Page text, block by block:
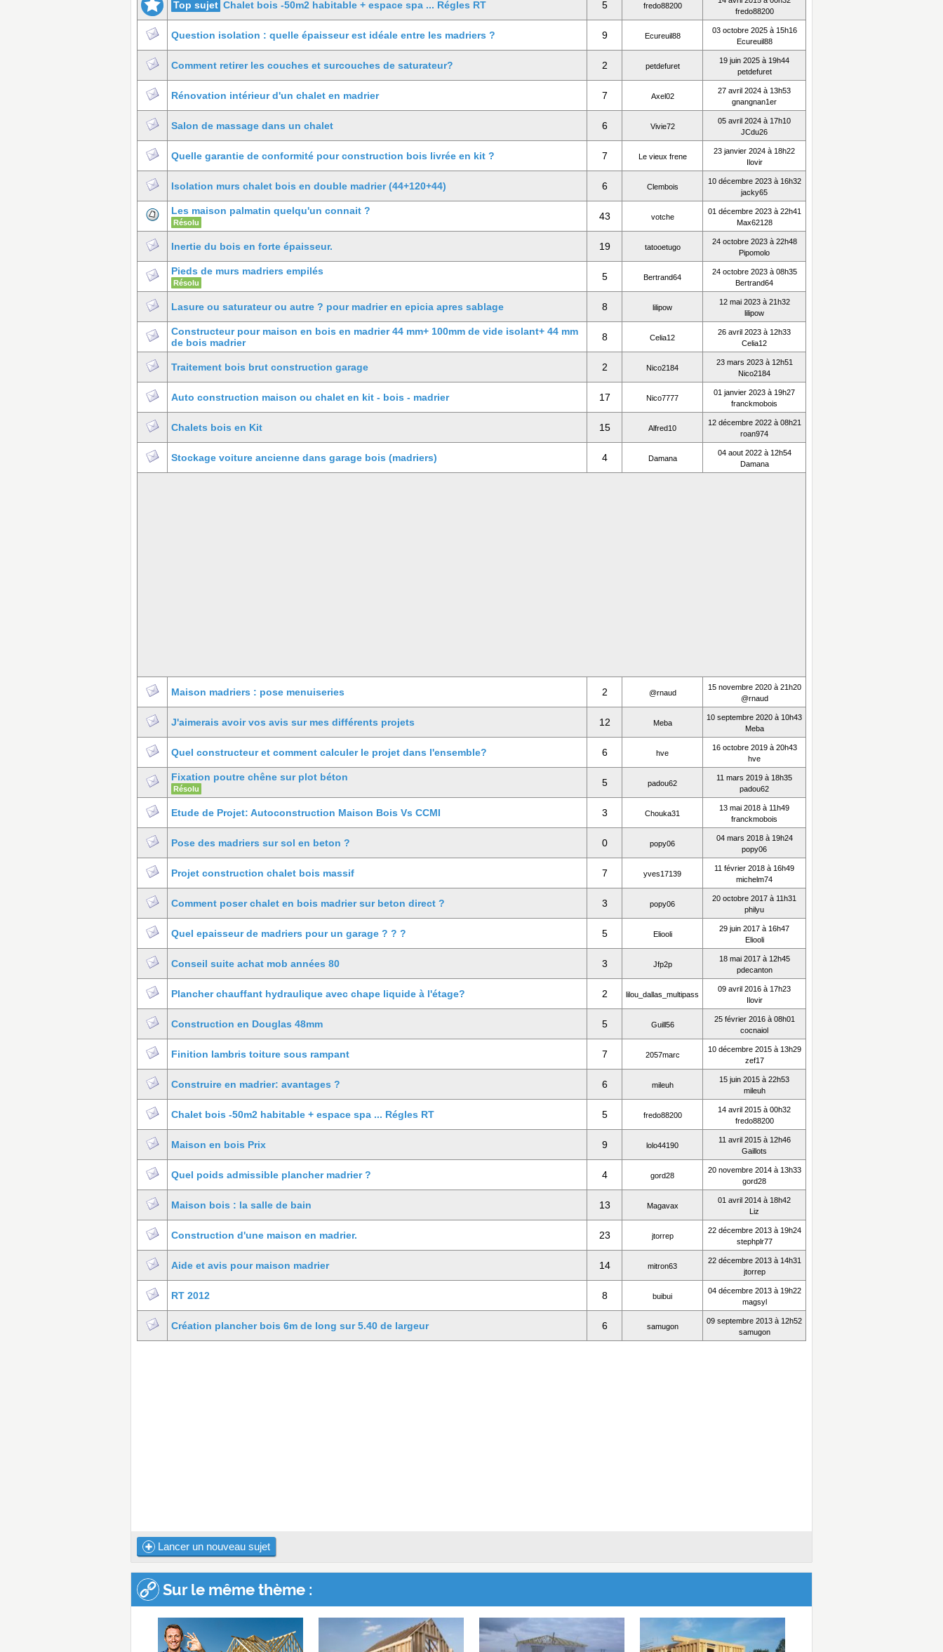
Top sujet Chalet bois -50m2 habitable + espace spa ... Régles RT 5 fredo88200
fredo88200
Question isolation : quelle épaisseur est idéale entre les madriers ? 9 Ecureuil88
03 octobre 2025 à 15h16
Ecureuil88
Comment retirer les couches et surcouches de saturateur? 2 petdefuret
19 juin 2025 à 19h44
petdefuret
Rénovation intérieur d'un chalet en madrier 7 Axel02
27 avril 2024 à 13h53
gnangnan1er
Salon de massage dans un chalet 6 Vivie72
05 avril 2024 à 17h10
JCdu26
Quelle garantie de conformité pour construction bois livrée en kit ? 7 Le vieux frene
23 janvier 2024 à 18h22
Ilovir
Isolation murs chalet bois en double madrier (44+120+44) 6 Clembois
10 décembre 2023 à 16h32
jacky65
Les maison palmatin quelqu'un connait ?
Résolu
43 votche
01 décembre 2023 à 22h41
Max62128
Inertie du bois en forte épaisseur. 19 tatooetugo
24 octobre 2023 à 22h48
Pipomolo
Pieds de murs madriers empilés
Résolu
5 Bertrand64
24 octobre 2023 à 08h35
Bertrand64
Lasure ou saturateur ou autre ? pour madrier en epicia apres sablage 8 lilipow
12 mai 2023 à 21h32
lilipow
Constructeur pour maison en bois en madrier 44 mm+ 100mm de vide isolant+ 44 mm
de bois madrier
8 Celia12
26 avril 2023 à 12h33
Celia12
Traitement bois brut construction garage 2 Nico2184
23 mars 2023 à 12h51
Nico2184
Auto construction maison ou chalet en kit - bois - madrier 17 Nico7777
01 janvier 2023 à 19h27
franckmobois
Chalets bois en Kit 15 Alfred10
12 décembre 2022 à 08h21
roan974
Stockage voiture ancienne dans garage bois (madriers) 4 Damana
04 aout 2022 à 12h54
Damana
Maison madriers : pose menuiseries 2 @rnaud
15 novembre 2020 à 21h20
@rnaud
J'aimerais avoir vos avis sur mes différents projets 12 Meba
10 septembre 2020 à 10h43
Meba
Quel constructeur et comment calculer le projet dans l'ensemble? 6 hve
16 octobre 2019 à 20h43
hve
Fixation poutre chêne sur plot béton
Résolu
5 padou62
11 mars 2019 à 18h35
padou62
Etude de Projet: Autoconstruction Maison Bois Vs CCMI 3 Chouka31
13 mai 2018 à 11h49
franckmobois
Pose des madriers sur sol en beton ? 0 popy06
04 mars 2018 à 19h24
popy06
Projet construction chalet bois massif 7 yves17139
11 février 2018 à 16h49
michelm74
Comment poser chalet en bois madrier sur beton direct ? 3 popy06
20 octobre 2017 à 11h31
philyu
Quel epaisseur de madriers pour un garage ? ? ? 5 Eliooli
29 juin 2017 à 16h47
Eliooli
Conseil suite achat mob années 80 3 Jfp2p
18 mai 2017 à 12h45
pdecanton
Plancher chauffant hydraulique avec chape liquide à l'étage? 2 lilou_dallas_multipass
09 avril 2016 à 17h23
Ilovir
Construction en Douglas 48mm 5 Guill56
25 février 2016 à 08h01
cocnaiol
Finition lambris toiture sous rampant 7 2057marc
10 décembre 2015 à 13h29
zef17
Construire en madrier: avantages ? 6 mileuh
15 juin 2015 à 22h53
mileuh
Chalet bois -50m2 habitable + espace spa ... Régles RT 5 fredo88200
14 avril 2015 à 00h32
fredo88200
Maison en bois Prix 9 lolo44190
11 avril 2015 à 12h46
Gaillots
Quel poids admissible plancher madrier ? 4 gord28
20 novembre 2014 à 13h33
gord28
Maison bois : la salle de bain 13 Magavax
01 avril 2014 à 18h42
Liz
Construction d'une maison en madrier. 23 jtorrep
22 décembre 2013 à 19h24
stephplr77
Aide et avis pour maison madrier 14 mitron63
22 décembre 2013 à 14h31
jtorrep
RT 2012 8 buibui
04 décembre 2013 à 19h22
magsyl
Création plancher bois 6m de long sur 5.40 de largeur 6 samugon
09 septembre 2013 à 12h52
samugon
Lancer un nouveau sujet
Sur le même thème :